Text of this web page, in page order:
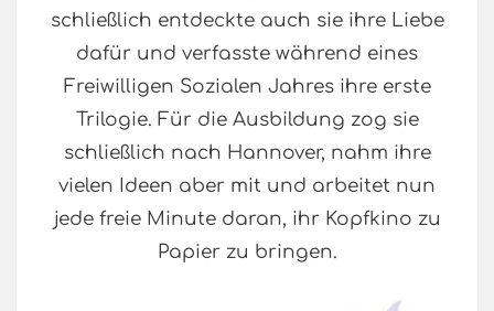
schließlich entdeckte auch sie ihre Liebe
dafür und verfasste während eines
Freiwilligen Sozialen Jahres ihre erste
Trilogie. Für die Ausbildung zog sie
schließlich nach Hannover, nahm ihre
vielen Ideen aber mit und arbeitet nun
jede freie Minute daran, ihr Kopfkino zu
Papier zu bringen.